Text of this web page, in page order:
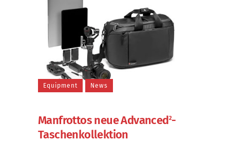
Equipment News
Manfrottos neue Advanced2-
Taschenkollektion